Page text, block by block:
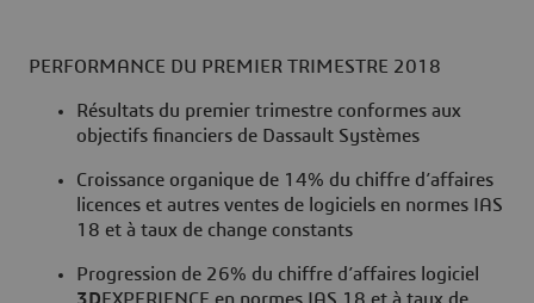
PERFORMANCE DU PREMIER TRIMESTRE 2018
Résultats du premier trimestre conformes aux
objectifs financiers de Dassault Systèmes
Croissance organique de 14% du chiffre d’affaires
licences et autres ventes de logiciels en normes IAS
18 et à taux de change constants
Progression de 26% du chiffre d’affaires logiciel